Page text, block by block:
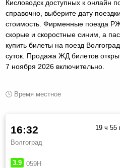
Кисловодск доступных к онлайн
справочно, выберите дату
стоимость. Фирменные поезда
скорые и скоростные синим, а
купить билеты на поезд
суток. Продажа ЖД билетов
7 ноября 2026 включительно.
🕓 Время местное
3.9
059Н
16:32
Волгоград
19 ч 55